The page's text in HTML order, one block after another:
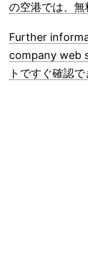
の空港では、
Further
company web
トですぐ確認